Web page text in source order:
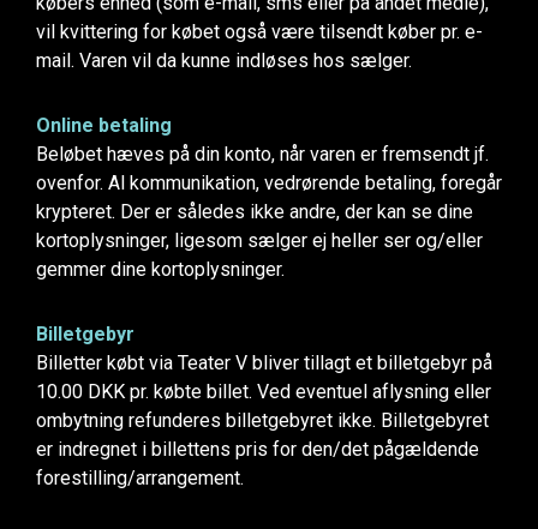
vil kvittering for købet også være tilsendt køber pr. e-
mail. Varen vil da kunne indløses hos sælger.
Online betaling
Beløbet hæves på din konto, når varen er fremsendt jf.
ovenfor. Al kommunikation, vedrørende betaling, foregår
krypteret. Der er således ikke andre, der kan se dine
kortoplysninger, ligesom sælger ej heller ser og/eller
gemmer dine kortoplysninger.
Billetgebyr
Billetter købt via Teater V bliver tillagt et billetgebyr på
10.00 DKK pr. købte billet. Ved eventuel aflysning eller
ombytning refunderes billetgebyret ikke. Billetgebyret
er indregnet i billettens pris for den/det pågældende
forestilling/arrangement.